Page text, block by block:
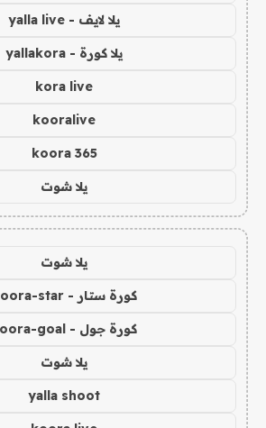
يلا لايف - yalla live
يلا كورة - yallakora
kora live
kooralive
koora 365
يلا شوت
يلا شوت
كورة ستار - koora-star
كورة جول - koora-goal
يلا شوت
yalla shoot